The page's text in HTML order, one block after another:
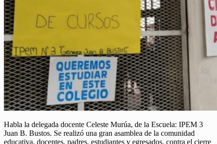
Habla la delegada docente Celeste Murúa, de la Escuela: IPEM 3
Juan B. Bustos. Se realizó una gran asamblea de la comunidad
educativa, docentes, padres, estudiantes y egresados, contra el cierre